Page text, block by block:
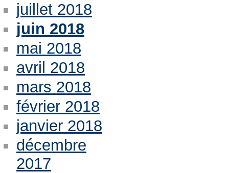
juillet 2018
juin 2018
mai 2018
avril 2018
mars 2018
février 2018
janvier 2018
décembre
2017